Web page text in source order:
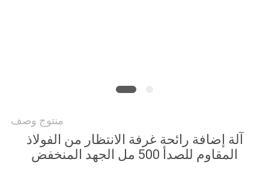
سياسة
الخصوصية
منتوج وصف
آلة إضافة رائحة غرفة الانتظار من الفولاذ
المقاوم للصدأ 500 مل الجهد المنخفض